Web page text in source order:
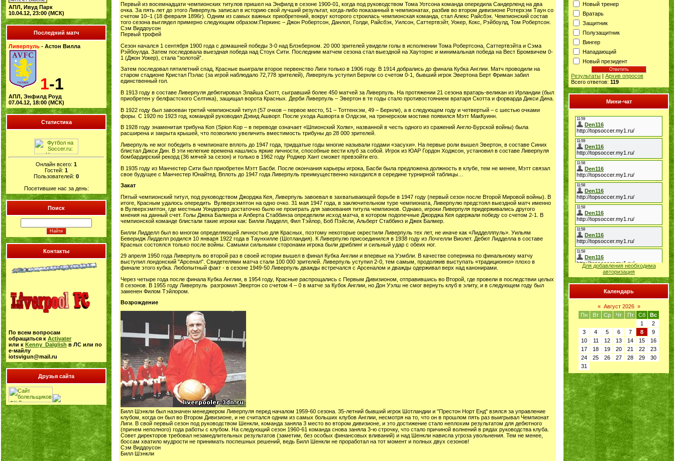
АПЛ, Ивуд Парк
10.04.12, 23:00 (МСК)
Последний матч
Ливерпуль - Астон Вилла
1-1
АПЛ, Энфилд Роуд
07.04.12, 18:00 (МСК)
Статистика
Онлайн всего: 1
Гостей: 1
Пользователей: 0
Посетившие нас за день:
Поиск
Контакты
По всем вопросам
обращаться к Activater
или к Kenny_Dalglish в ЛС или по
е-майлу
iotsvigun@mail.ru
Друзья сайта
Первый из восемнадцати чемпионских титулов пришел на Энфилд в сезоне 1900-01, когда под руководством Тома Уотсона команда опередила Сандерленд на два
очка. За пять лет до этого Ливерпуль записал в историю свой лучший результат, когда-либо показанный в чемпионатах, разбив во втором дивизионе Ротерхэм Таун со
счетом 10–1 (18 февраля 1896г). Одним из самых важных приобретений, вокруг которого строилась чемпионская команда, стал Алекс Райсбэк. Чемпионский состав
того сезона выглядел примерно следующим образом:Перкинс – Джон Робертсон, Данлоп, Голди, Райсбэк, Уилсон, Саттертвэйт, Уокер, Кокс, Рэйбоулд, Том Робертсон.
Сэм Виддоусон
Первый трофей
Сезон начался 1 сентября 1900 года с домашней победы 3-0 над Блэкберном. 20 000 зрителей увидели голы в исполнении Тома Робертсона, Саттертвэйта и Сэма
Рэйбоулда. Затем последовала выездная победа над Стоук Сити. Последним матчем сезона стал выездной на Хауторнс и минимальная победа на Вест Бромвичем 0-
1 (Джон Уокер), стала "золотой”.
Затем последовал пятилетний спад, Красные выиграли второе первенство Лиги только в 1906 году. В 1914 добрались до финала Кубка Англии. Матч проводили на
старом стадионе Кристал Пэлас (за игрой наблюдало 72,778 зрителей), Ливерпуль уступил Бернли со счетом 0-1, бывший игрок Эвертона Берт Фриман забил
единственный гол.
В 1913 году в составе Ливерпуля дебютировал Элайша Скотт, сыгравший более 450 матчей за Ливерпуль. На протяжении 21 сезона вратарь-великан из Ирландии (был
приобретен у белфастского Селтика), защищал ворота Красных. Дерби Ливерпуль – Эвертон в те годы стало противостоянием вратаря Скотта и форварда Дикси Дина.
В 1922 году был завоеван третий чемпионский титул (57 очков – первое место, 51 – Тоттенхэм, 49 – Бернли), а в следующем году и четвертый – с шестью очками
форы. С 1920 по 1923 год, командой руководил Дэвид Ашворт. После ухода Ашворта в Олдхэм, на тренерском мостике появился Мэтт МакКуинн.
В 1928 году знаменитая трибуна Коп (Spion Kop – в переводе означает «Шпионский Холм», названной в честь одного из сражений Англо-Бурской войны) была
расширена и закрыта крышей, что позволило увеличить вместимость трибуны до 28 000 зрителей.
Ливерпуль не мог победить в чемпионате вплоть до 1947 года, тридцатые годы многие называли годами «засухи». На первые роли вышел Эвертон, в составе Синих
блистал Дикси Дин. В эти нелегкие времена нашлись яркие личности, способные вести клуб за собой. Игрок из ЮАР Гордон Ходжсон, установил в составе Ливерпуля
бомбардирский рекорд (36 мячей за сезон) и только в 1962 году Роджер Хант сможет превзойти его.
В 1935 году из Манчестер Сити был приобретен Мэтт Басби. После окончания карьеры игрока, Басби была предложена должность в клубе, тем не менее, Мэтт связал
свое будущее с Манчестер Юнайтед. Вплоть до 1947 года Ливерпуль преимущественно находился в середине турнирной таблицы…
Закат
Пятый чемпионский титул, под руководством Джорджа Кея, Ливерпуль завоевал в захватывающей борьбе в 1947 году (первый сезон после Второй Мировой войны). В
итоге, Красным удалось опередить Вулверхэмптон на одно очко. 31 мая 1947 года, в заключительном туре чемпионата, Ливерпулю предстоял выездной матч именно
в Вулверхэмптон, где местным Уондерерз достаточно было не проиграть для завоевания титула чемпионов. Однако, игроки Ливерпуля придерживались другого
мнения на данный счет. Голы Джека Балмера и Алберта Стаббинза определили исход матча, в котором подопечные Джорджа Кея одержали победу со счетом 2-1. В
чемпионской команде блистали такие игроки как: Билли Лидделл, Фил Тэйлор, Боб Пэйсли, Альберт Стаббинз и Джек Балмер.
Билли Лидделл был во многом определяющей личностью для Красных, поэтому некоторые окрестили Ливерпуль тех лет, не иначе как «Лидделлпуль». Уильям
Беверидж Лидделл родился 10 января 1922 года в Таунхилле (Шотландия). К Ливерпулю присоединился в 1938 году из Лочгелли Виолет. Дебют Лидделла в составе
Красных состоялся только после войны. Самыми сильными сторонами игрока были дриблинг и сильный удар с обеих ног.
29 апреля 1950 года Ливерпуль во второй раз в своей истории вышел в финал Кубка Англии и впервые на Уэмбли. В качестве соперника по финальному матчу
выступил лондонский "Арсенал". Свидетелями матча стали 100 000 зрителей. Ливерпуль уступил 2-0, тем самым, продолжив выступать «традиционно» плохо в
финале этого кубка. Любопытный факт - в сезоне 1949-50 Ливерпуль дважды встречался с Арсеналом и дважды одерживал верх над канонирами.
Через четыре года после финала Кубка Англии, в 1954 году, Красные распрощались с Первым Дивизионом, отправившись во Второй, где провели в последствии целых
8 сезонов. В 1955 году Ливерпуль разгромил Эвертон со счетом 4 – 0 в матче за Кубок Англии, но Дон Уэлш не смог вернуть клуб в элиту, и в следующем году был
заменен Филом Тэйлором.
Возрождение
Билл Шэнкли был назначен менеджером Ливерпуля перед началом 1959-60 сезона. 35-летний бывший игрок Шотландии и "Престон Норт Енд" взялся за управление
клубом, когда он был во Втором Дивизионе, и не считался одним из самых больших клубов Англии, несмотря на то, что он в прошлом пять раз выигрывал Чемпионат
Лиги. В свой первый сезон под руководством Шенкли, команда заняла 3 место во втором дивизионе, и это достижение стало неплохим результатом для дебютного
(причем неполного) года работы с клубом. На следующий сезон 1960-61 команда снова заняла 3-ю строчку, что стало причиной волнений в рядах руководства клуба.
Совет директоров требовал незамедлительных результатов (заметим, без особых финансовых вливаний) и над Шенкли нависла угроза увольнения. Тем не менее,
боссам хватило мудрости не принимать поспешных решений, ведь Билл Шенкли не проработал на тот момент и полных двух сезонов!
Сэм Виддоусон
Билл Шэнкли
Новый тренер
Вратарь
Защитник
Полузащитник
Вингер
Нападающий
Новый президент
Результаты | Архив опросов
Всего ответов: 119
Мини-чат
Для добавления необходима
авторизация
Календарь
« Август 2026 »
Пн
Вт Ср Чт Пт Сб
Вс
1
2
3
4 5 6 7 8
9
10
11 12 13 14 15
16
17
18 19 20 21 22
23
24
25 26 27 28 29
30
31